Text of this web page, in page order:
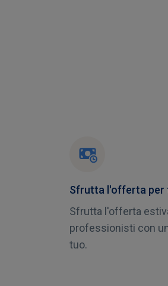
Sfrutta l'offerta per
Sfrutta l'offerta
professionisti con
tuo.